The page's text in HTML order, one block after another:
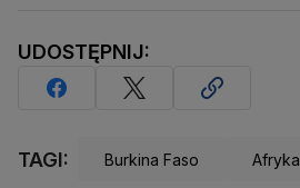
UDOSTĘPNIJ:
TAGI: Burkina Faso Afryka